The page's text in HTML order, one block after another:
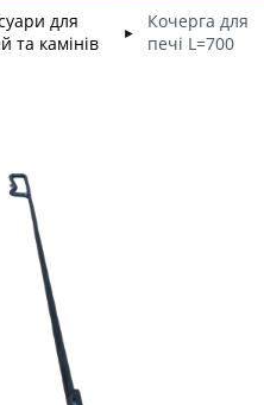
для
та камінів
►
Кочерга для
печі L=700